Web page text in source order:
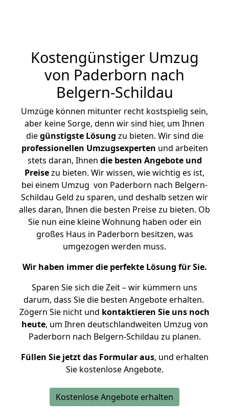
Kostengünstiger Umzug
von Paderborn nach
Belgern-Schildau
Umzüge können mitunter recht kostspielig sein,
aber keine Sorge, denn wir sind hier, um Ihnen
diegünstigste Lösung zu bieten. Wir sind die
professionellen Umzugsexperten und arbeiten
stets daran, Ihnen die besten Angebote und
Preisezu bieten. Wir wissen, wie wichtig es ist,
bei einem Umzug von Paderborn nach Belgern-
Schildau Geld zu sparen, und deshalb setzen wir
alles daran, Ihnen die besten Preise zu bieten. Ob
Sie nun eine kleine Wohnung haben oder ein
großes Haus in Paderborn besitzen, was
umgezogen werden muss.
Wir haben immer die perfekte Lösung für Sie.
Sparen Sie sich die Zeit – wir kümmern uns
darum, dass Sie die besten Angebote erhalten.
Zögern Sie nicht und kontaktieren Sie uns noch
heute, um Ihren deutschlandweiten Umzug von
Paderborn nach Belgern-Schildau zu planen.
Füllen Sie jetzt das Formular aus, und erhalten
Sie kostenlose Angebote.
Kostenlose Angebote erhalten